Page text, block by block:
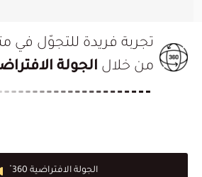
تجربة فريدة للتجوّل في
من خلال الجولة
الجولة الافتراضية 360 ْ